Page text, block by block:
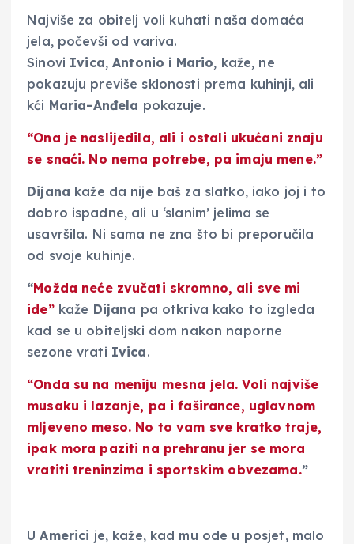
Najviše za obitelj voli kuhati naša domaća
jela, počevši od variva.
Sinovi Ivica,Antonio i Mario, kaže, ne
pokazuju previše sklonosti prema kuhinji, ali
kći Maria-Anđela pokazuje.
“Ona je naslijedila, ali i ostali ukućani znaju
se snaći. No nema potrebe, pa imaju mene.”
Dijana kaže da nije baš za slatko, iako joj i to
dobro ispadne, ali u ‘slanim’ jelima se
usavršila. Ni sama ne zna što bi preporučila
od svoje kuhinje.
“Možda neće zvučati skromno, ali sve mi
ide”kaže Dijana pa otkriva kako to izgleda
kad se u obiteljski dom nakon naporne
sezone vrati Ivica.
“Onda su na meniju mesna jela. Voli najviše
musaku i lazanje, pa i faširance, uglavnom
mljeveno meso. No to vam sve kratko traje,
ipak mora paziti na prehranu jer se mora
vratiti treninzima i sportskim obvezama.”
UAmerici je, kaže, kad mu ode u posjet, malo